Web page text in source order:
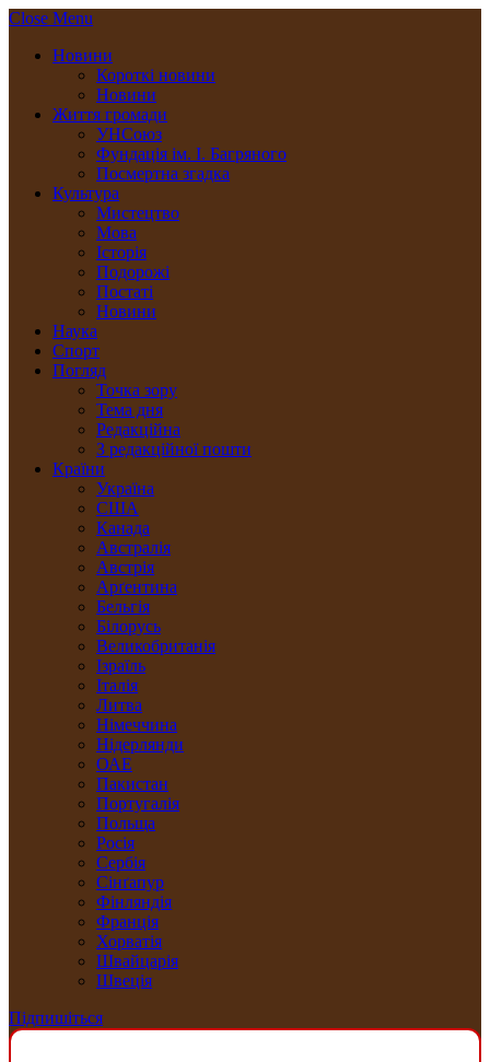
Close Menu
Новини
Короткі новини
Новини
Життя громади
УНСоюз
Фундація ім. І. Багряного
Посмертна згадка
Культура
Мистецтво
Мова
Історія
Подорожі
Постаті
Новини
Наука
Спорт
Погляд
Точка зору
Тема дня
Редакційна
З редакційної пошти
Країни
Україна
США
Канада
Австралія
Австрія
Арґентина
Бельгія
Білорусь
Великобританія
Ізраїль
Італія
Литва
Німеччина
Нідерлянди
ОАЕ
Пакистан
Португалія
Польща
Росія
Сербія
Сінґапур
Фінляндія
Франція
Хорватія
Швайцарія
Швеція
Підпишіться